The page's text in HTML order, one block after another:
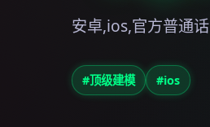
安卓,ios,官方普通话
#顶级建模 #ios